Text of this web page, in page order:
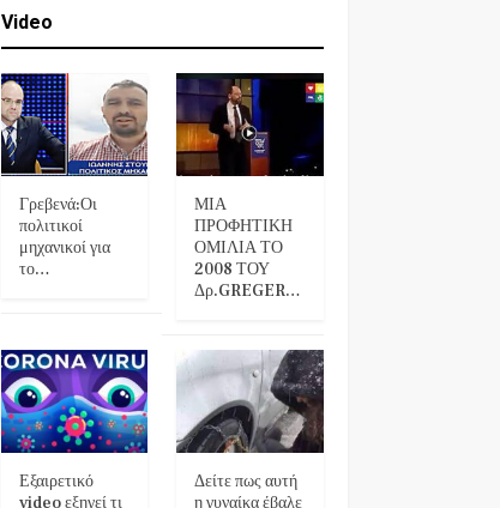
Video
Γρεβενά:Οι
πολιτικοί
μηχανικοί για
το…
ΜΙΑ
ΠΡΟΦΗΤΙΚΗ
ΟΜΙΛΙΑ ΤΟ
2008 ΤΟΥ
Δρ.GREGER…
Εξαιρετικό
video εξηγεί τι
Δείτε πως αυτή
η γυναίκα έβαλε